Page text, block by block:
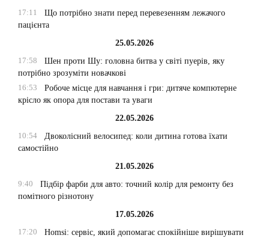
17:11
Що потрібно знати перед перевезенням лежачого
пацієнта
25.05.2026
17:58
Шен проти Шу: головна битва у світі пуерів, яку
потрібно зрозуміти новачкові
16:53
Робоче місце для навчання і гри: дитяче компютерне
крісло як опора для постави та уваги
22.05.2026
10:54
Двоколісний велосипед: коли дитина готова їхати
самостійно
21.05.2026
9:40
Підбір фарби для авто: точний колір для ремонту без
помітного різнотону
17.05.2026
17:20
Homsi: сервіс, який допомагає спокійніше вирішувати